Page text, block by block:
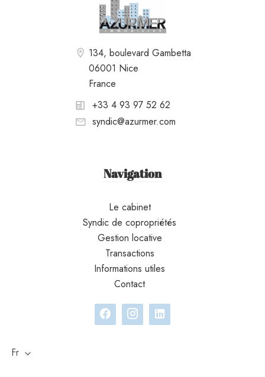
134, boulevard Gambetta
06001 Nice
France
+33 4 93 97 52 62
syndic@azurmer.com
Navigation
Le cabinet
Syndic de copropriétés
Gestion locative
Transactions
Informations utiles
Contact
Fr